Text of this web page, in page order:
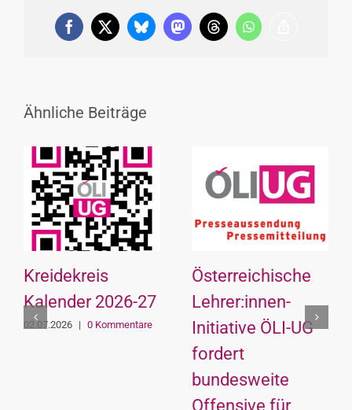
Facebook
X BlueskyMastodonThreadsWhatsApp
Ähnliche Beiträge
Kreidekreis
Kalender 2026-27
02.07.2026 | 0 Kommentare
Österreichische
Lehrer:innen-
Initiative ÖLI-UG
fordert
bundesweite
Offensive für